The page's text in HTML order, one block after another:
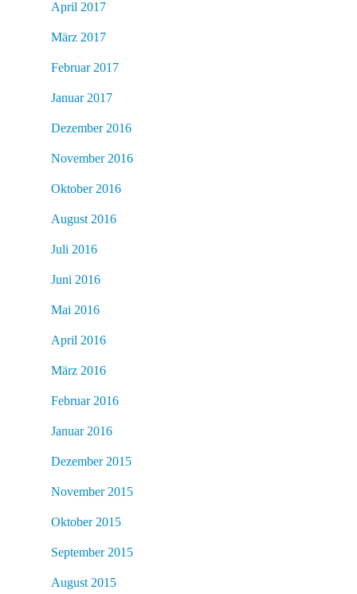
April 2017
März 2017
Februar 2017
Januar 2017
Dezember 2016
November 2016
Oktober 2016
August 2016
Juli 2016
Juni 2016
Mai 2016
April 2016
März 2016
Februar 2016
Januar 2016
Dezember 2015
November 2015
Oktober 2015
September 2015
August 2015